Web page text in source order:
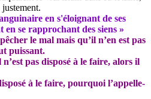
en s'éloignant de ses
en se rapprochant des siens »
le mal mais qu’il n’en est pas
puissant.
pas disposé à le faire, alors il
à le faire, pourquoi l’appelle-